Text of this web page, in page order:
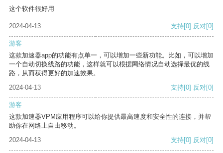
这个软件很好用
2024-04-13 支持[0] 反对[0]
游客
这款加速器app的功能有点单一，可以增加一些新功能。比如，可以增加
一个自动切换线路的功能，这样就可以根据网络情况自动选择最优的线
路，从而获得更好的加速效果。
2024-04-13
支持[0] 反对[0]
游客
这款加速器VPM应用程序可以给你提供最高速度和安全性的连接，并帮
助你在网络上自由移动。
2024-04-13
支持[0] 反对[0]